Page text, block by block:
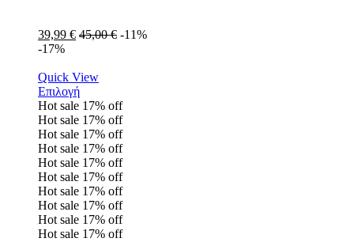
39,99 € 45,00€ -11%
-17%
Quick View
Επιλογή
Hot sale 17% off
Hot sale 17% off
Hot sale 17% off
Hot sale 17% off
Hot sale 17% off
Hot sale 17% off
Hot sale 17% off
Hot sale 17% off
Hot sale 17% off
Hot sale 17% off